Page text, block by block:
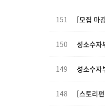
151 [모집 마
150 성소수자
149 성소수자
148 [스토리